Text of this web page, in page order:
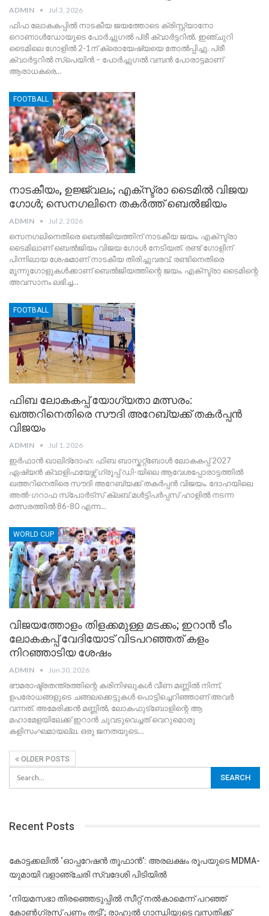
ADMIN Jul 3, 2026
ഫിഫ ലോകകപ്പില്‍ നാടകീയ ജയത്തോടെ ക്രിസ്റ്റ്യാനോ
റൊണാള്‍ഡോയുടെ പോര്‍ച്ചുഗല്‍ പ്രീ ക്വാര്‍ട്ടറില്‍. ഇഞ്ചുറി
ടൈമിലെ ഗോളില്‍ 2-1ന് ക്രൊയേഷ്യയെ തോല്‍പ്പിച്ചു. പ്രീ
ക്വാര്‍ട്ടറില്‍ സ്‌പെയിന്‍ – പോര്‍ച്ചുഗല്‍ വമ്പന്‍ പോരാട്ടമാണ്
ആരാധകരെ…
FOOTBALL
നാടകീയം, ഉജ്ജ്വലം; എക്‌സ്ട്രാ ടൈമില്‍ വിജയ
ഗോള്‍; സെനഗലിനെ തകര്‍ത്ത് ബെല്‍ജിയം
ADMIN Jul 2, 2026
സെനഗലിനെതിരെ ബെല്‍ജിയത്തിന് നാടകീയ ജയം. എക്‌സ്ട്രാ
ടൈമിലാണ് ബെല്‍ജിയം വിജയ ഗോള്‍ നേടിയത്. രണ്ട് ഗോളിന്
പിന്നിലായ ശേഷമാണ് നാടകീയ തിരിച്ചുവരവ്. രണ്ടിനെതിരെ
മൂന്നുഗോളുകള്‍ക്കാണ് ബെല്‍ജിയത്തിന്റെ ജയം. എക്‌സ്ട്രാ ടൈമിന്റെ
അവസാനം ലഭിച്ച…
FOOTBALL
ഫിബ ലോകകപ്പ് യോഗ്യതാ മത്സരം:
ഖത്തറിനെതിരെ സൗദി അറേബ്യക്ക് തകർപ്പൻ
വിജയം
ADMIN Jul 1, 2026
ഇർഫാൻ ഖാലിദ് ​ദോഹ: ഫിബ ബാസ്കറ്റ്ബോൾ ലോകകപ്പ് 2027
ഏഷ്യൻ ക്വാളിഫയേഴ്സ് ഗ്രൂപ്പ് ഡി-യിലെ ആവേശപ്പോരാട്ടത്തിൽ
ഖത്തറിനെതിരെ സൗദി അറേബ്യക്ക് തകർപ്പൻ വിജയം. ദോഹയിലെ
അൽ-ഗറാഫ സ്പോർട്സ് ക്ലബ് മൾട്ടിപർപ്പസ് ഹാളിൽ നടന്ന
മത്സരത്തിൽ 86-80 എന്ന…
WORLD CUP
വിജയത്തോളം തിളക്കമുള്ള മടക്കം; ഇറാന്‍ ടീം
ലോകകപ്പ് വേദിയോട് വിടപറഞ്ഞത് കളം
നിറഞ്ഞാടിയ ശേഷം
ADMIN Jun 30, 2026
ഭൗമരാഷ്ട്രതന്ത്രത്തിന്റെ കരിനിഴലുകള്‍ വീണ മണ്ണില്‍ നിന്ന്,
ഉപരോധങ്ങളുടെ ചങ്ങലക്കെട്ടുകള്‍ പൊട്ടിച്ചെറിഞ്ഞാണ് അവര്‍
വന്നത്. അമേരിക്കന്‍ മണ്ണില്‍, ലോകഫുട്‌ബോളിന്റെ ആ
മഹാമേളയിലേക്ക് ഇറാന്‍ ചുവടുവെച്ചത് വെറുമൊരു
കളിസംഘമായല്ല. ഒരു ജനതയുടെ…
OLDER POSTS
Recent Posts
കോട്ടക്കലിൽ ‘ഓപ്പറേഷൻ തൂഫാൻ’: അരലക്ഷം രൂപയുടെ MDMA-
യുമായി വളാഞ്ചേരി സ്വദേശി പിടിയിൽ
‘നിയമസഭാ തിരഞ്ഞെടുപ്പിൽ സീറ്റ് നൽകാമെന്ന് പറഞ്ഞ്
കോൺഗ്രസ് പണം തട്ടി’; രാഹുൽ ഗാന്ധിയുടെ വസതിക്ക്